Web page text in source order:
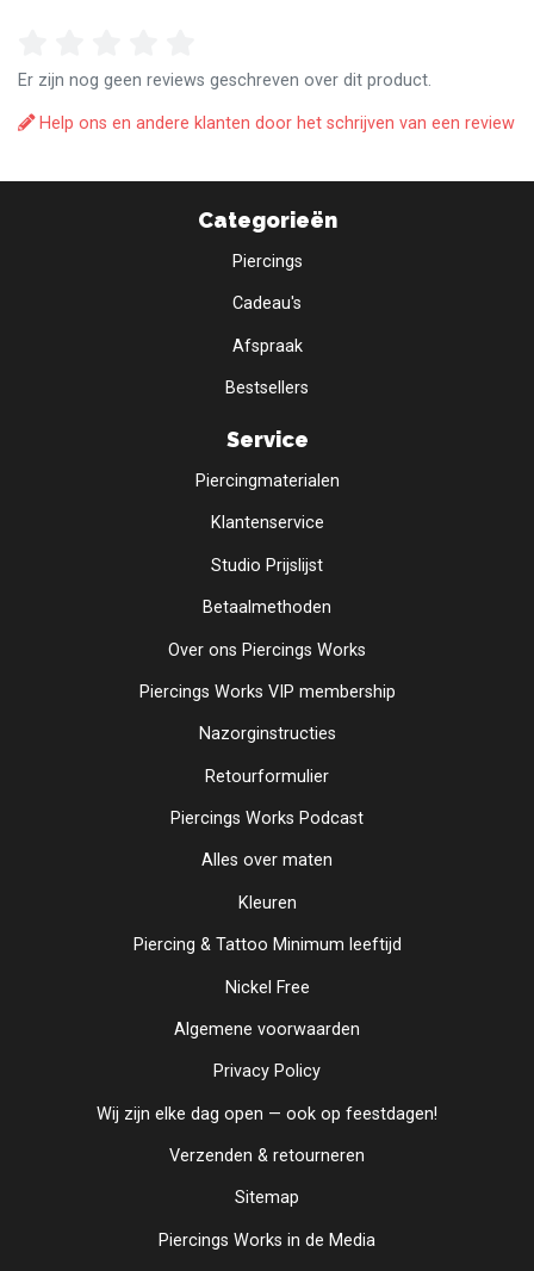
Er zijn nog geen reviews geschreven over dit product.
Help ons en andere klanten door het schrijven van een review
Categorieën
Piercings
Cadeau's
Afspraak
Bestsellers
Service
Piercingmaterialen
Klantenservice
Studio Prijslijst
Betaalmethoden
Over ons Piercings Works
Piercings Works VIP membership
Nazorginstructies
Retourformulier
Piercings Works Podcast
Alles over maten
Kleuren
Piercing & Tattoo Minimum leeftijd
Nickel Free
Algemene voorwaarden
Privacy Policy
Wij zijn elke dag open — ook op feestdagen!
Verzenden & retourneren
Sitemap
Piercings Works in de Media